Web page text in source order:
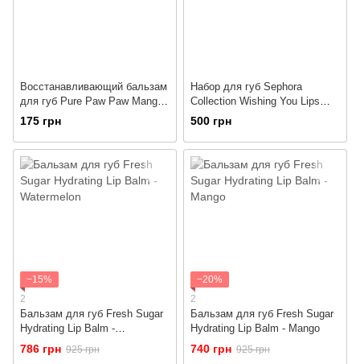
Восстанавливающий бальзам
для губ Pure Paw Paw Mango,
25g
175 грн
Набор для губ Sephora
Collection Wishing You Lips
Day & Night Set - Strawberry +
Cherry
500 грн
−15%
2
Бальзам для губ Fresh Sugar
Hydrating Lip Balm -
Watermelon
786 грн 925 грн
−20%
2
Бальзам для губ Fresh Sugar
Hydrating Lip Balm - Mango
740 грн 925 грн